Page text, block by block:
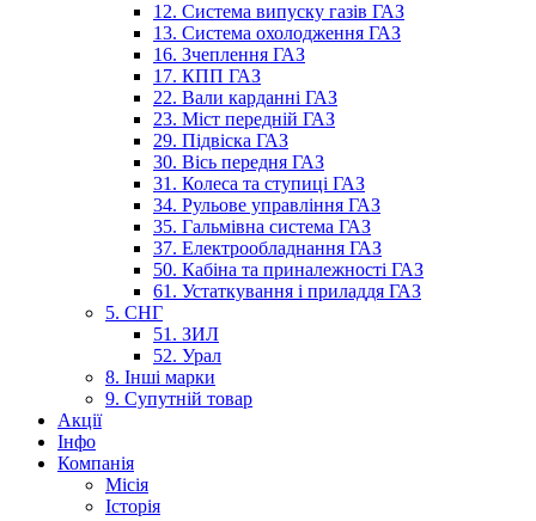
12. Система випуску газів ГАЗ
13. Система охолодження ГАЗ
16. Зчеплення ГАЗ
17. КПП ГАЗ
22. Вали карданні ГАЗ
23. Міст передній ГАЗ
29. Підвіска ГАЗ
30. Вісь передня ГАЗ
31. Колеса та ступиці ГАЗ
34. Рульове управління ГАЗ
35. Гальмівна система ГАЗ
37. Електрообладнання ГАЗ
50. Кабіна та приналежності ГАЗ
61. Устаткування і приладдя ГАЗ
5. СНГ
51. ЗИЛ
52. Урал
8. Інші марки
9. Супутній товар
Акції
Інфо
Компанія
Місія
Історія